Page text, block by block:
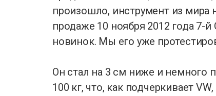
произошло, инструмент из мира
продаже 10 ноября 2012 года 7-
новинок. Мы его уже
Он стал на 3 см ниже и немного
100 кг, что, как подчеркивает